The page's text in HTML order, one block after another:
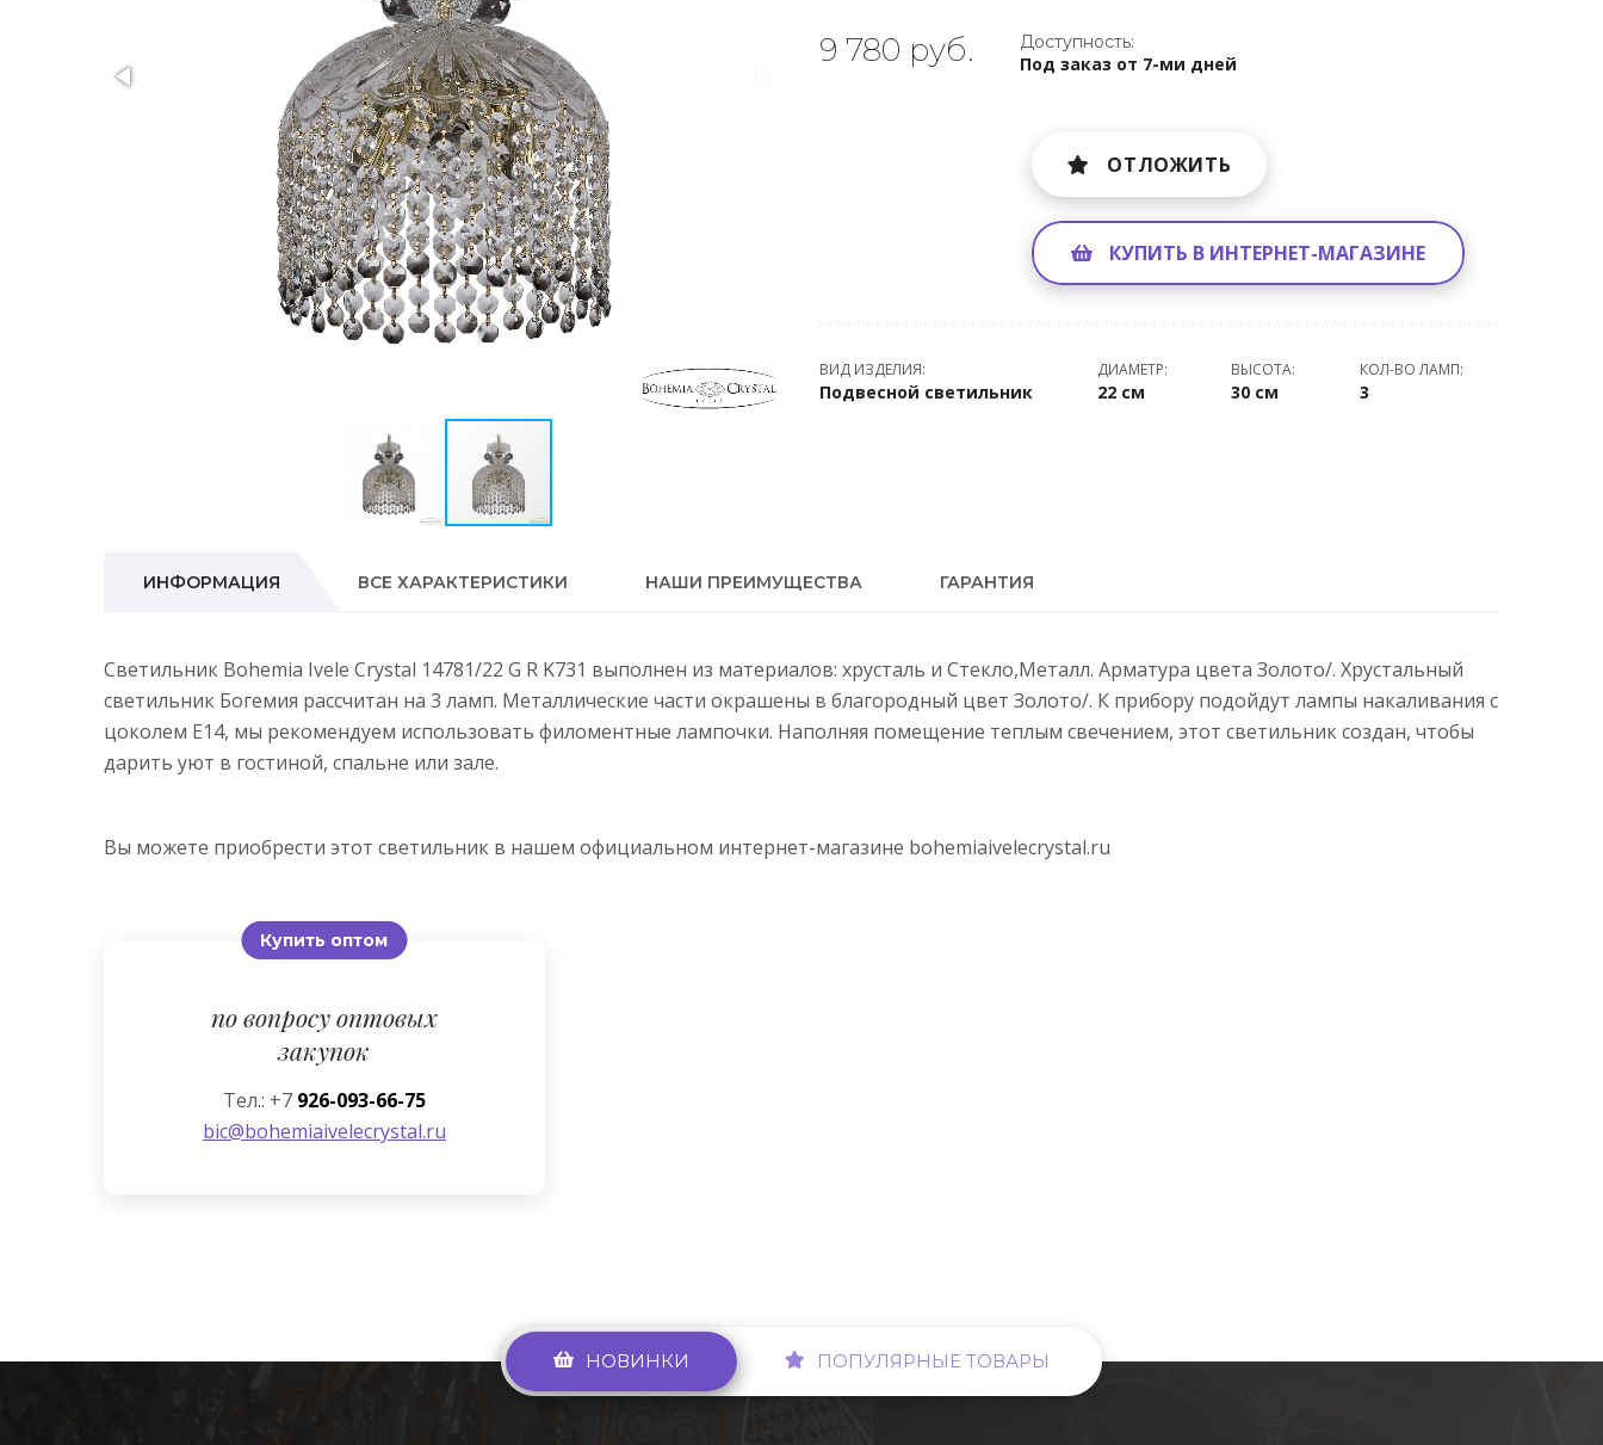
9 780 руб. Доступность:
Под заказ от 7-ми дней
ОТЛОЖИТЬ
КУПИТЬ В ИНТЕРНЕТ-МАГАЗИНЕ
ВИД ИЗДЕЛИЯ:
Подвесной светильник
ДИАМЕТР:
22 см
ВЫСОТА:
30 см
КОЛ-ВО ЛАМП:
3
ИНФОРМАЦИЯ ВСЕ ХАРАКТЕРИСТИКИ НАШИ ПРЕИМУЩЕСТВА ГАРАНТИЯ
Светильник Bohemia Ivele Crystal 14781/22 G R K731 выполнен из материалов: хрусталь и Стекло,Металл. Арматура цвета Золото/. Хрустальный
светильник Богемия рассчитан на 3 ламп. Металлические части окрашены в благородный цвет Золото/. К прибору подойдут лампы накаливания с
цоколем E14, мы рекомендуем использовать филоментные лампочки. Наполняя помещение теплым свечением, этот светильник создан, чтобы
дарить уют в гостиной, спальне или зале.
Вы можете приобрести этот светильник в нашем официальном интернет-магазине bohemiaivelecrystal.ru
Купить оптом
по вопросу оптовых
закупок
Тел.: +7 926-093-66-75
bic@bohemiaivelecrystal.ru
НОВИНКИ ПОПУЛЯРНЫЕ ТОВАРЫ